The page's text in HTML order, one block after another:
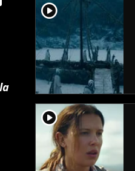
player2
player2